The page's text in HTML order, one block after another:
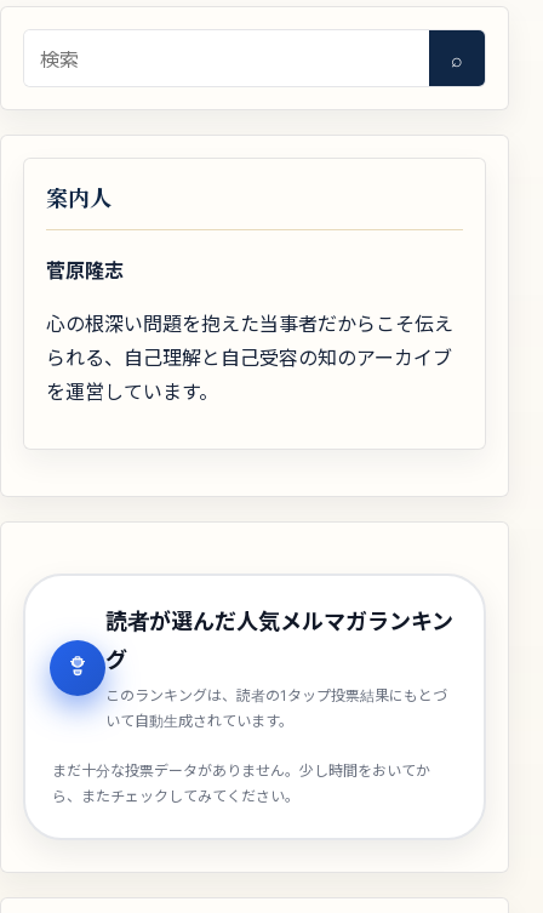
検索 ⌕
案内人
菅原隆志
心の根深い問題を抱えた当事者だからこそ伝え
られる、自己理解と自己受容の知のアーカイブ
を運営しています。
読者が選んだ人気メルマガランキン
グ
このランキングは、読者の1タップ投票結果にもとづ
いて自動生成されています。
まだ十分な投票データがありません。少し時間をおいてか
ら、またチェックしてみてください。